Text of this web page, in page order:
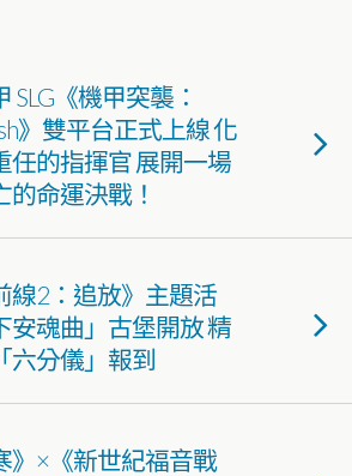
SLG《機甲突襲：
》雙平台正式上線 化
任的指揮官 展開一場
的命運決戰！
線2：追放》主題活
安魂曲」古堡開放 精
六分儀」報到
》×《新世紀福音戰